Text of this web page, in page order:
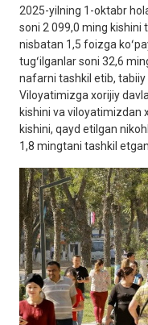
2025-yilning 1-oktabr
soni 2 099,0 ming kishini
nisbatan 1,5 foizga
tugʻilganlar soni 32,6
nafarni tashkil etib, tabiiy
Viloyatimizga xorijiy
kishini va viloyatimizdan
kishini, qayd etilgan
1,8 mingtani tashkil etgan.